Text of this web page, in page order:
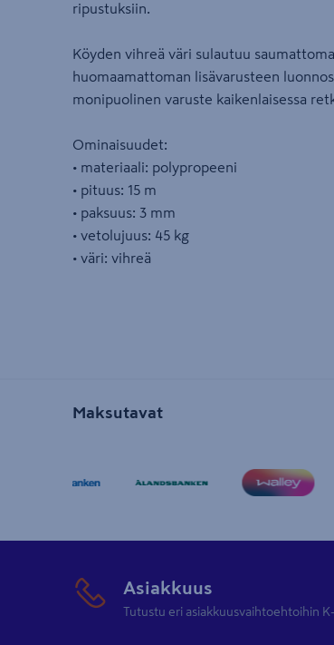
ripustuksiin.
Köyden vihreä väri sulautuu
huomaamattoman lisävarusteen
monipuolinen varuste kaikenlaisessa
Ominaisuudet:
• materiaali: polypropeeni
• pituus: 15 m
• paksuus: 3 mm
• vetolujuus: 45 kg
• väri: vihreä
Maksutavat
Asiakkuus
Tutustu eri asiakkuusvaihtoehtoihin